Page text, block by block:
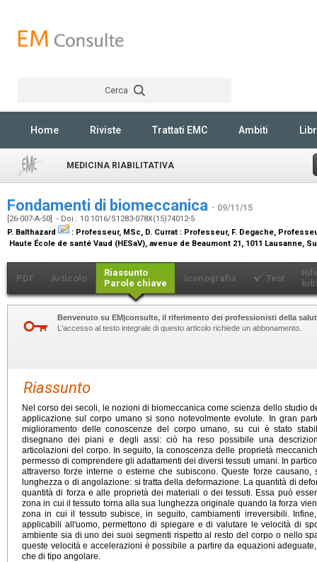
Cerca
Home Riviste Trattati EMC Ambiti
MEDICINA RIABILITATIVA
Fondamenti di biomeccanica - 09/11/15
[26-007-A-50] - Doi : 10.1016/S1283-078X(15)74012-5
P. Balthazard
: Professeur, MSc, D. Currat : Professeur, F. Degache,
Haute École de santé Vaud (HESaV), avenue de Beaumont 21, 1011 Lausanne,
PDF Articolo
Riassunto
Parole chiave
Iconografia Test
Benvenuto su EM|consulte, il riferimento dei professionisti della
L'accesso al testo integrale di questo articolo richiede un abbonamento.
Riassunto
Nel corso dei secoli, le nozioni di biomeccanica come scienza dello studio
applicazione sul corpo umano si sono notevolmente evolute. In gran
miglioramento delle conoscenze del corpo umano, su cui è stato
disegnano dei piani e degli assi: ciò ha reso possibile una
articolazioni del corpo. In seguito, la conoscenza delle proprietà
permesso di comprendere gli adattamenti dei diversi tessuti umani. In
attraverso forze interne o esterne che subiscono. Queste forze
lunghezza o di angolazione: si tratta della deformazione. La quantità di
quantità di forza e alle proprietà dei materiali o dei tessuti. Essa può
zona in cui il tessuto torna alla sua lunghezza originale quando la forza
zona in cui il tessuto subisce, in seguito, cambiamenti irreversibili.
applicabili all'uomo, permettono di spiegare e di valutare le velocità di
ambiente sia di uno dei suoi segmenti rispetto al resto del corpo o nello
queste velocità e accelerazioni è possibile a partire da equazioni
che di tipo angolare.